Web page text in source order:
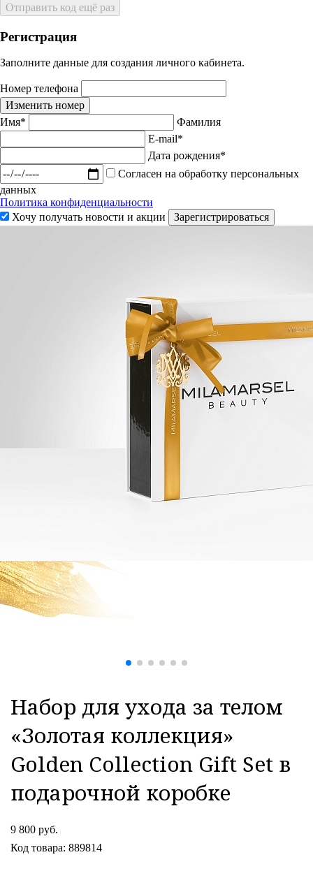
Отправить код ещё раз
Регистрация
Заполните данные для создания личного кабинета.
Номер телефона
Изменить номер
Имя*
Фамилия
E-mail*
Дата рождения*
Согласен на обработку персональных
данных
Политика конфиденциальности
Хочу получать новости и акции
Зарегистрироваться
Набор для ухода за телом
«Золотая коллекция»
Golden Collection Gift Set в
подарочной коробке
9 800 руб.
Код товара: 889814